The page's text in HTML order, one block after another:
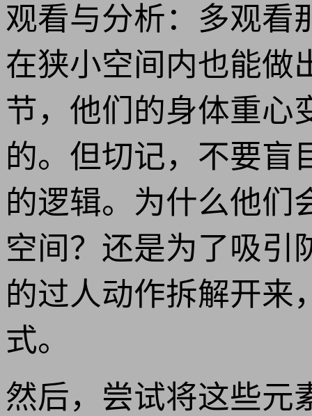
观看与分析：多观看
在狭小空间内也能做
节，他们的身体重心
的。但切记，不要盲
的逻辑。为什么他们
空间？还是为了吸引
的过人动作拆解开来
式。
然后，尝试将这些元